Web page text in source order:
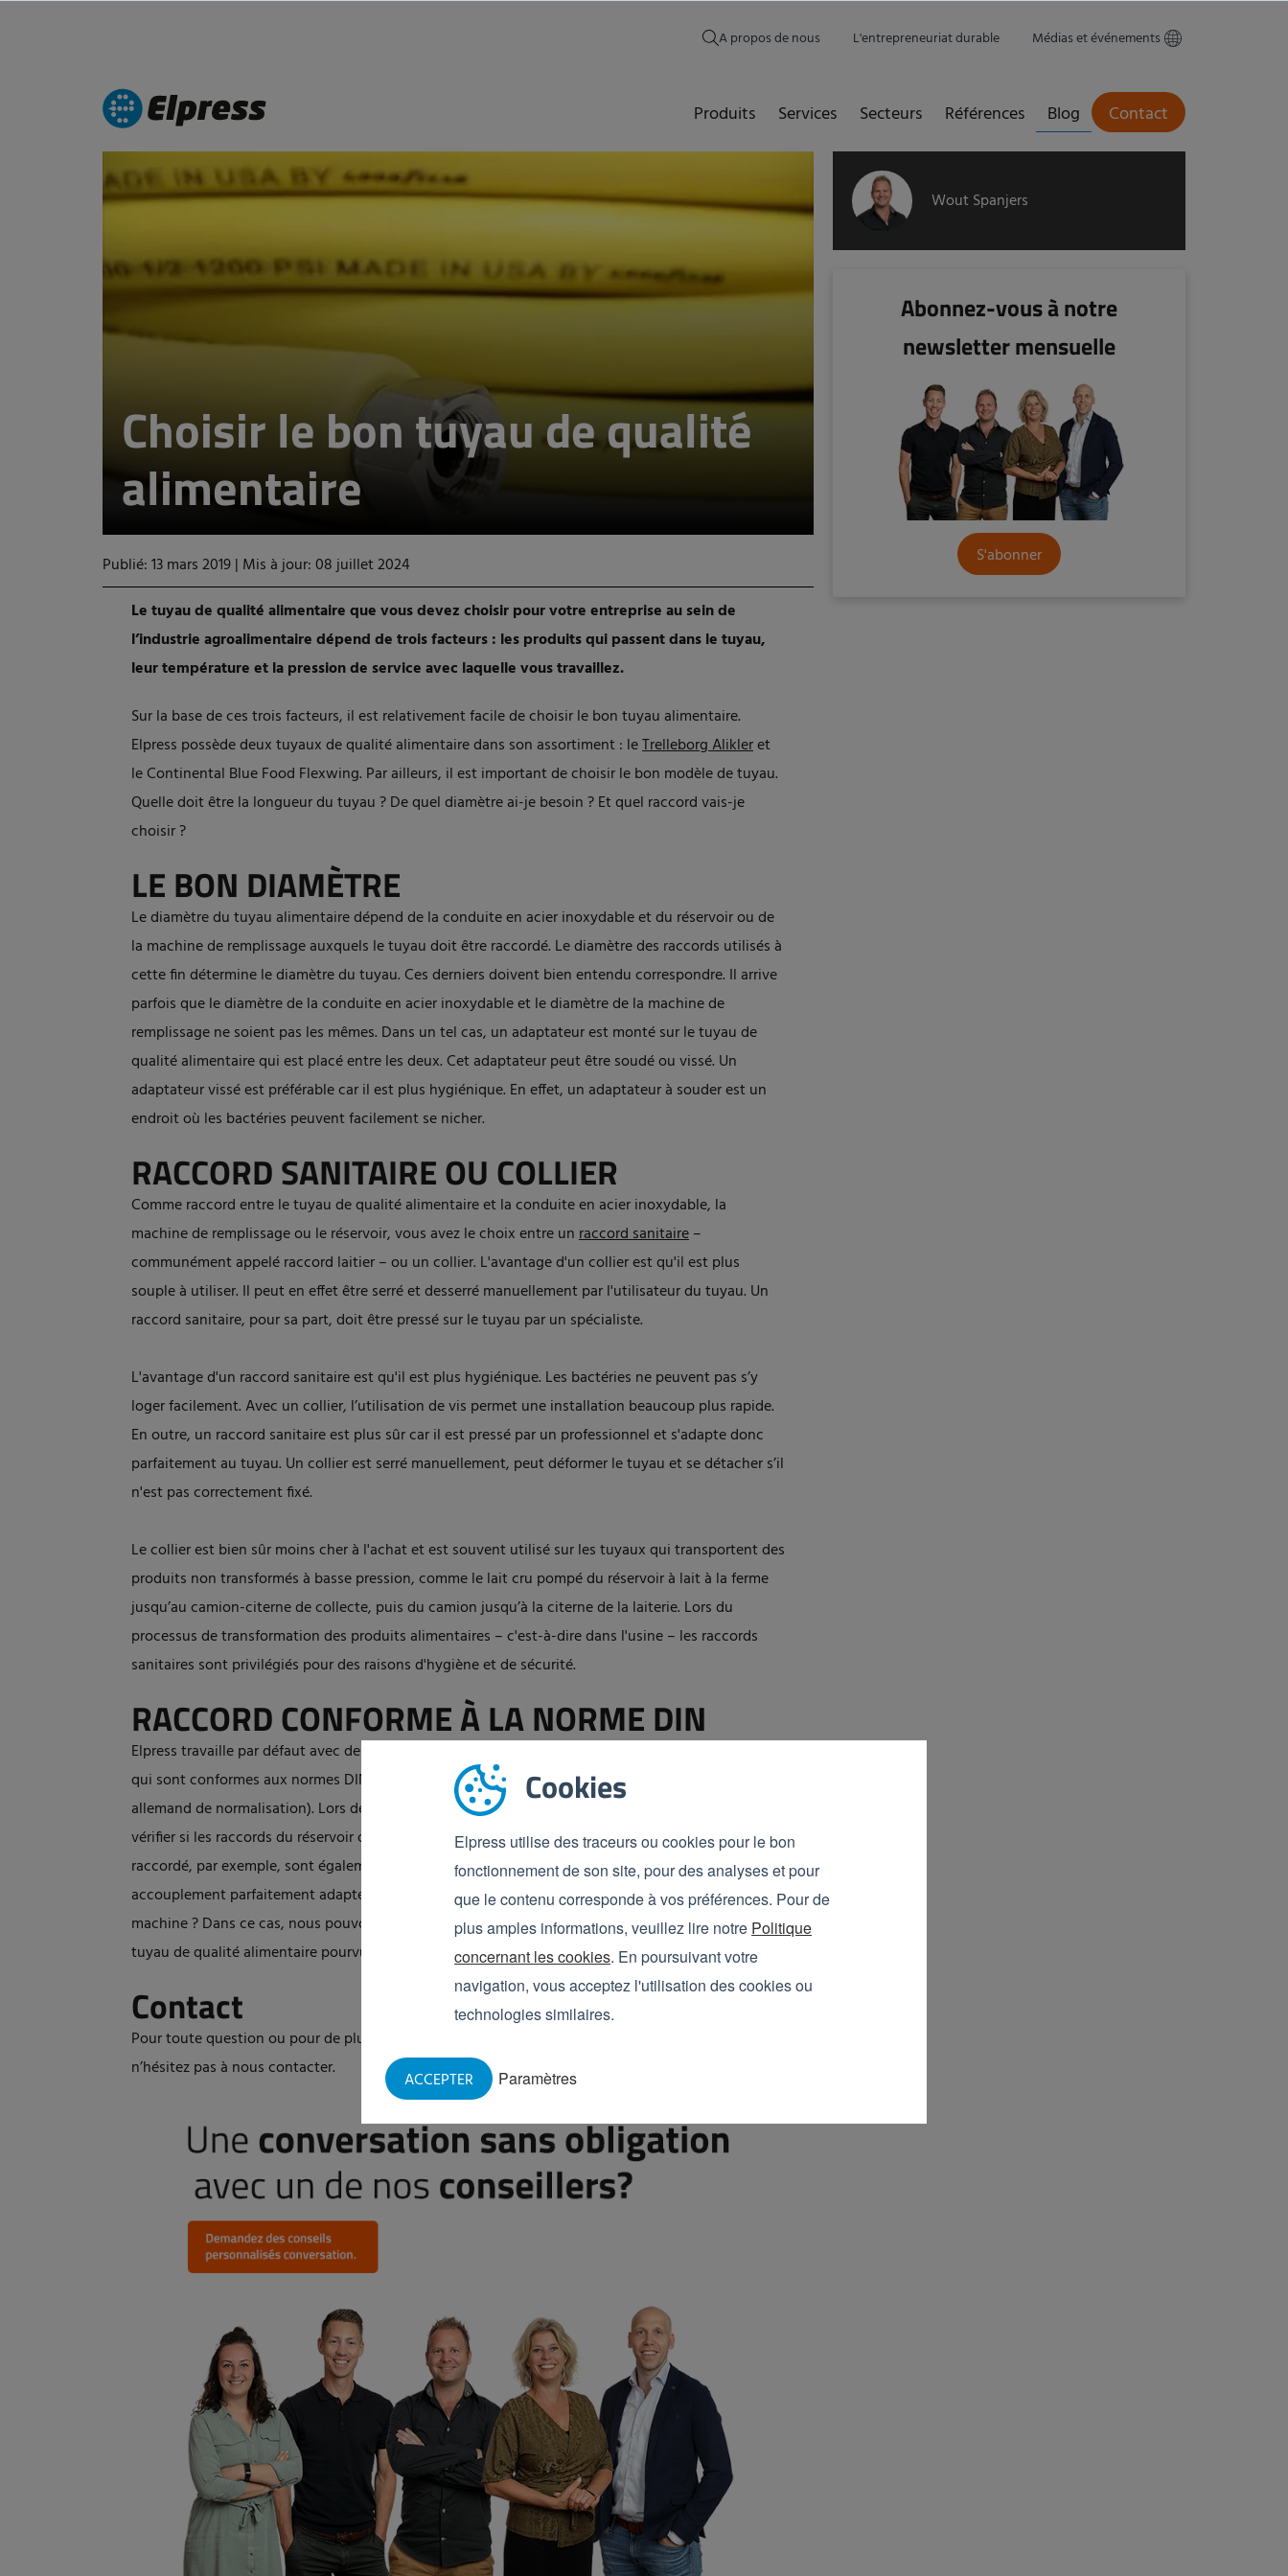
Cookies
Elpress utilise des traceurs ou cookies pour le bon
fonctionnement de son site, pour des analyses et pour
que le contenu corresponde à vos préférences. Pour de
plus amples informations, veuillez lire notre Politique
concernant les cookies. En poursuivant votre
navigation, vous acceptez l'utilisation des cookies ou
technologies similaires.
Paramètres
ACCEPTER
A propos de nous L'entrepreneuriat durable Médias et événements
Produits Services Secteurs Références Blog Contact
Choisir le bon tuyau de qualité
alimentaire
Publié: 13 mars 2019| Mis à jour: 08 juillet 2024
Le tuyau de qualité alimentaire que vous devez choisir pour votre entreprise au sein de
l’industrie agroalimentaire dépend de trois facteurs : les produits qui passent dans le tuyau,
leur température et la pression de service avec laquelle vous travaillez.
Sur la base de ces trois facteurs, il est relativement facile de choisir le bon tuyau alimentaire.
Elpress possède deux tuyaux de qualité alimentaire dans son assortiment : leTrelleborg Alikleret
le Continental Blue Food Flexwing. Par ailleurs, il est important de choisir le bon modèle de tuyau.
Quelle doit être la longueur du tuyau ? De quel diamètre ai-je besoin ? Et quel raccord vais-je
choisir ?
LE BON DIAMÈTRE
Le diamètre du tuyau alimentaire dépend de la conduite en acier inoxydable et du réservoir ou de
la machine de remplissage auxquels le tuyau doit être raccordé. Le diamètre des raccords utilisés à
cette fin détermine le diamètre du tuyau. Ces derniers doivent bien entendu correspondre. Il arrive
parfois que le diamètre de la conduite en acier inoxydable et le diamètre de la machine de
remplissage ne soient pas les mêmes. Dans un tel cas, un adaptateur est monté sur le tuyau de
qualité alimentaire qui est placé entre les deux. Cet adaptateur peut être soudé ou vissé. Un
adaptateur vissé est préférable car il est plus hygiénique. En effet, un adaptateur à souder est un
endroit où les bactéries peuvent facilement se nicher.
RACCORD SANITAIRE OU COLLIER
Comme raccord entre le tuyau de qualité alimentaire et la conduite en acier inoxydable, la
machine de remplissage ou le réservoir, vous avez le choix entre unraccord sanitaire–
communément appelé raccord laitier – ou un collier. L'avantage d'un collier est qu'il est plus
souple à utiliser. Il peut en effet être serré et desserré manuellement par l'utilisateur du tuyau. Un
raccord sanitaire, pour sa part, doit être pressé sur le tuyau par un spécialiste.
L'avantage d'un raccord sanitaire est qu'il est plus hygiénique. Les bactéries ne peuvent pas s’y
loger facilement. Avec un collier, l’utilisation de vis permet une installation beaucoup plus rapide.
En outre, un raccord sanitaire est plus sûr car il est pressé par un professionnel et s'adapte donc
parfaitement au tuyau. Un collier est serré manuellement, peut déformer le tuyau et se détacher s’il
n'est pas correctement fixé.
Le collier est bien sûr moins cher à l'achat et est souvent utilisé sur les tuyaux qui transportent des
produits non transformés à basse pression, comme le lait cru pompé du réservoir à lait à la ferme
jusqu’au camion-citerne de collecte, puis du camion jusqu’à la citerne de la laiterie. Lors du
processus de transformation des produits alimentaires – c'est-à-dire dans l'usine – les raccords
sanitaires sont privilégiés pour des raisons d'hygiène et de sécurité.
RACCORD CONFORME À LA NORME DIN
Elpress travaille par défaut avec des raccords DIN 11851. Il s'agit de raccords couramment employés
qui sont conformes aux normes DIN (DIN signifieDeutsches Institut für Normung
allemand de normalisation). Lors de l'achat d'un tuyau de qualité alimentaire, il est important de
vérifier si les raccords du réservoir ou de la machine de remplissage auxquels le tuyau doit être
raccordé, par exemple, sont également conformes à cette norme. Cela garantit en effet un
accouplement parfaitement adapté. Vous avez un autre raccord sur votre réservoir ou votre
machine ? Dans ce cas, nous pouvons le remplacer par un raccord DIN 11851 ou vous fournir un
tuyau de qualité alimentaire pourvu d’un autre raccord approprié.
Contact
Pour toute question ou pour de plus amples informations concernant nos services ou produits,
n’hésitez pas à nous contacter.
Wout Spanjers
Abonnez-vous à notre
newsletter mensuelle
S'abonner